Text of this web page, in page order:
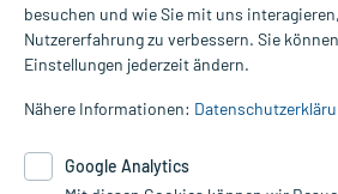
Alle Preise gelten inkl. MwSt., ggf. zzgl.
Informationen auf dieser Website werden
die Untersuchung und Behandlung durch
Therapien eingeleitet werden können. |
besuchen und wie Sie mit uns
Nutzererfahrung zu verbessern. Sie
Einstellungen jederzeit ändern.
Nähere Informationen:
Google Analytics